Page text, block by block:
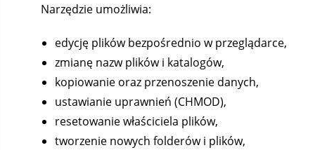
Narzędzie umożliwia:
edycję plików bezpośrednio w przeglądarce,
zmianę nazw plików i katalogów,
kopiowanie oraz przenoszenie danych,
ustawianie uprawnień (CHMOD),
resetowanie właściciela plików,
tworzenie nowych folderów i plików,